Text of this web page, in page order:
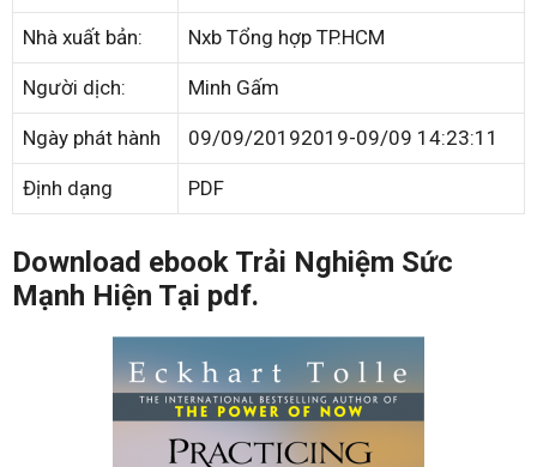
Nhà xuất bản: Nxb Tổng hợp TP.HCM
Người dịch: Minh Gấm
Ngày phát hành 09/09/20192019-09/09 14:23:11
Định dạng PDF
Download ebook Trải Nghiệm Sức
Mạnh Hiện Tại pdf.